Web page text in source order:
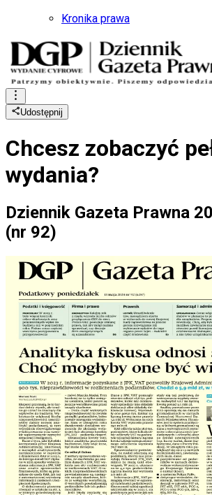
Kronika prawa
Udostępnij
Chcesz zobaczyć
wydania?
Dziennik Gazeta Prawna
(nr 92)